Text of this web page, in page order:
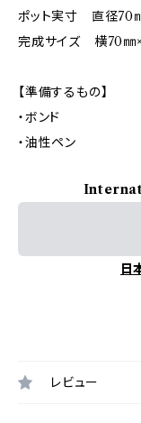
ポット実寸 直径70
完成サイズ 横70㎜
【準備するもの】
・ボンド
・油性ペン
日
レビュー